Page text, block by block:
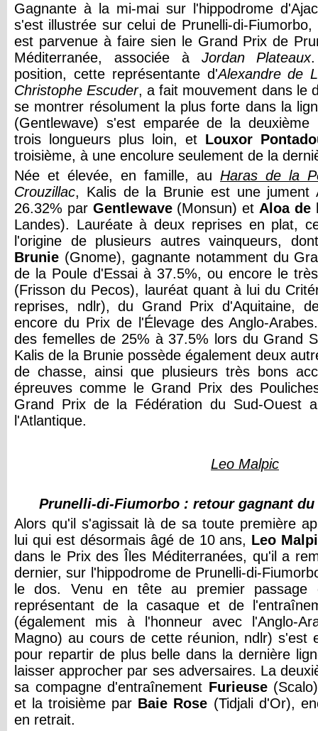
Gagnante à la mi-mai sur l'hippodrome
s'est illustrée sur celui de Prunelli-di-
est parvenue à faire sien le Grand Prix de
Méditerranée, associée à Jordan Plateaux
position, cette représentante d'Alexandre de
Christophe Escuder, a fait mouvement dans le
se montrer résolument la plus forte dans la
(Gentlewave) s'est emparée de la
trois longueurs plus loin, et Louxor
troisième, à une encolure seulement de la
Née et élevée, en famille, au Haras de la
Crouzillac, Kalis de la Brunie est une jument
26.32% par Gentlewave (Monsun) et Aloa de
Landes). Lauréate à deux reprises en plat,
l'origine de plusieurs autres vainqueurs,
Brunie (Gnome), gagnante notamment du
de la Poule d'Essai à 37.5%, ou encore le
(Frisson du Pecos), lauréat quant à lui du
reprises, ndlr), du Grand Prix d'Aquitaine,
encore du Prix de l'Élevage des Anglo-
des femelles de 25% à 37.5% lors du Grand
Kalis de la Brunie possède également deux
de chasse, ainsi que plusieurs très bons
épreuves comme le Grand Prix des
Grand Prix de la Fédération du Sud-Ouest
l'Atlantique.
Leo Malpic
Prunelli-di-Fiumorbo : retour gagnant
Alors qu'il s'agissait là de sa toute première
lui qui est désormais âgé de 10 ans, Leo
dans le Prix des Îles Méditerranées, qu'il a
dernier, sur l'hippodrome de Prunelli-di-
le dos. Venu en tête au premier passage
représentant de la casaque et de
(également mis à l'honneur avec l'Anglo-
Magno) au cours de cette réunion, ndlr) s'est
pour repartir de plus belle dans la dernière
laisser approcher par ses adversaires. La
sa compagne d'entraînement Furieuse
et la troisième par Baie Rose (Tidjali d'Or),
en retrait.